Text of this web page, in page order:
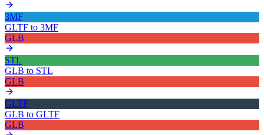
3MF
GLTF to 3MF
GLB
STL
GLB to STL
GLB
GLTF
GLB to GLTF
GLB